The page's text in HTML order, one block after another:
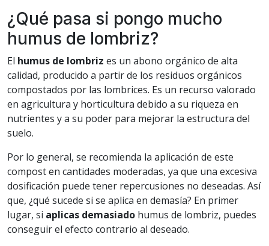
¿Qué pasa si pongo mucho
humus de lombriz?
El humus de lombriz es un abono orgánico de alta
calidad, producido a partir de los residuos orgánicos
compostados por las lombrices. Es un recurso valorado
en agricultura y horticultura debido a su riqueza en
nutrientes y a su poder para mejorar la estructura del
suelo.
Por lo general, se recomienda la aplicación de este
compost en cantidades moderadas, ya que una excesiva
dosificación puede tener repercusiones no deseadas. Así
que, ¿qué sucede si se aplica en demasía? En primer
lugar, si aplicas demasiado humus de lombriz, puedes
conseguir el efecto contrario al deseado.